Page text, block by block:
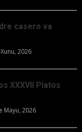
casero va
2026
XXXVII Platos
Mayu, 2026